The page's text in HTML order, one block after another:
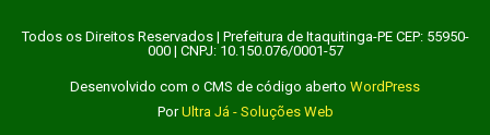
Todos os Direitos Reservados | Prefeitura de Itaquitinga-PE CEP: 55950-
000 | CNPJ: 10.150.076/0001-57
Desenvolvido com o CMS de código aberto WordPress
PorUltra Já - Soluções Web